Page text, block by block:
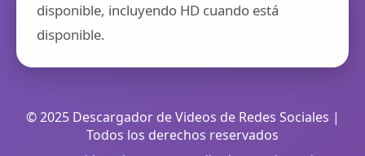
disponible, incluyendo HD cuando está
disponible.
© 2025 Descargador de Videos de Redes Sociales |
Todos los derechos reservados